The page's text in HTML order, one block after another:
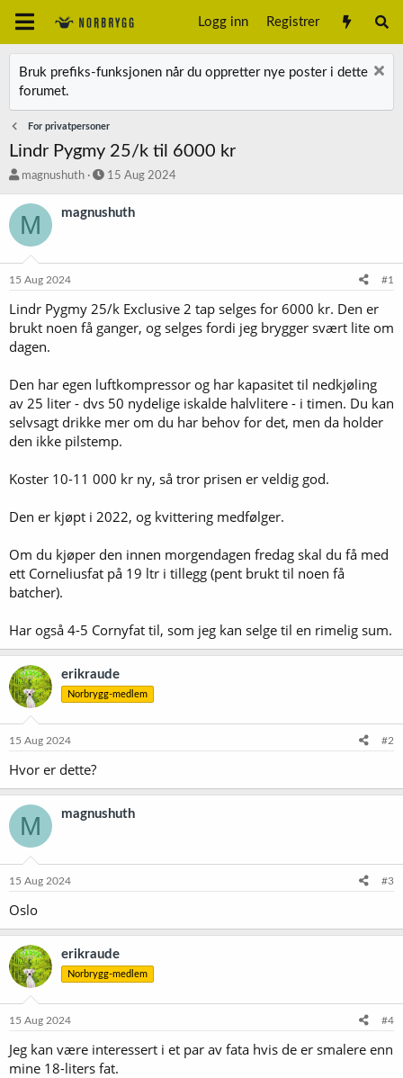
Logg inn Registrer
Bruk prefiks-funksjonen når du oppretter nye poster i dette
forumet.
For privatpersoner
Lindr Pygmy 25/k til 6000 kr
T
å
d
t
r
magnushuth
S
a
o
15 Aug 2024
M magnushuth
15 Aug 2024 #1
Lindr Pygmy 25/k Exclusive 2 tap selges for 6000 kr. Den er
brukt noen få ganger, og selges fordi jeg brygger svært lite om
dagen.
Den har egen luftkompressor og har kapasitet til nedkjøling
av 25 liter - dvs 50 nydelige iskalde halvlitere - i timen. Du kan
selvsagt drikke mer om du har behov for det, men da holder
den ikke pilstemp.
Koster 10-11 000 kr ny, så tror prisen er veldig god.
Den er kjøpt i 2022, og kvittering medfølger.
Om du kjøper den innen morgendagen fredag skal du få med
ett Corneliusfat på 19 ltr i tillegg (pent brukt til noen få
batcher).
Har også 4-5 Cornyfat til, som jeg kan selge til en rimelig sum.
erikraude
Norbrygg-medlem
15 Aug 2024 #2
Hvor er dette?
M magnushuth
15 Aug 2024 #3
Oslo
erikraude
Norbrygg-medlem
15 Aug 2024 #4
Jeg kan være interessert i et par av fata hvis de er smalere enn
mine 18-liters fat.